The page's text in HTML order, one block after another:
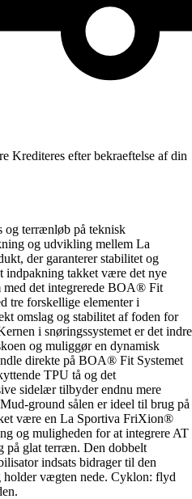
Krediteres efter bekraeftelse af din
og terrænløb på teknisk
og udvikling mellem La
der garanterer stabilitet og
indpakning takket være det nye
det integrerede BOA® Fit
tre forskellige elementer i
omslag og stabilitet af foden for
i snøringssystemet er det indre
og muliggør en dynamisk
direkte på BOA® Fit Systemet
TPU tå og det
sidelær tilbyder endnu mere
ground sålen er ideel til brug på
være en La Sportiva FriXion®
og muligheden for at integrere AT
glat terræn. Den dobbelt
indsats bidrager til den
holder vægten nede. Cyklon: flyd